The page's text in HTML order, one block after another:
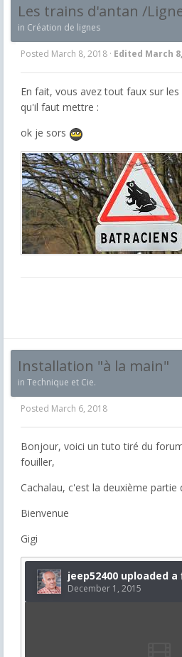
Les trains d'antan /
in Création de lignes
Posted March 8, 2018 · Edited March
En fait, vous avez tout faux sur
qu'il faut mettre :
ok je sors
Installation "à la main"
in Technique et Cie.
Posted March 6, 2018
Bonjour, voici un tuto tiré du
fouiller,
Cachalau, c'est la deuxième partie
Bienvenue
Gigi